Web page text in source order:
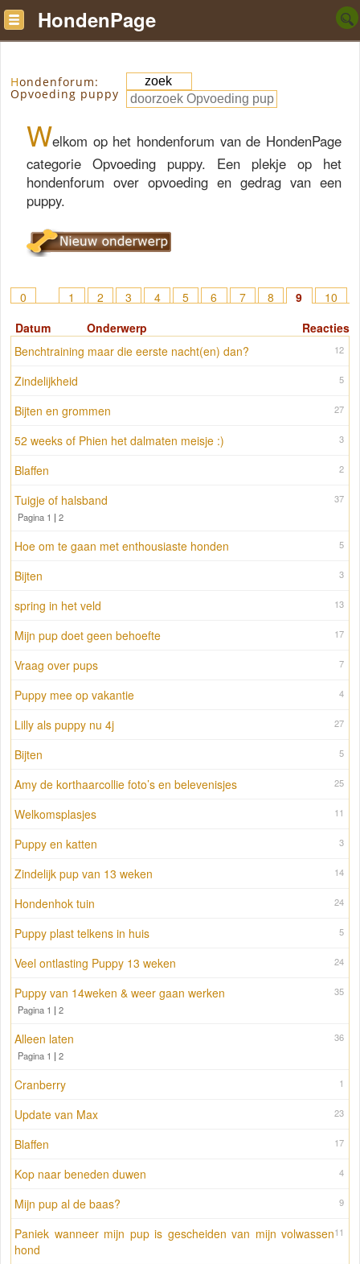
HondenPage
Hondenforum:
Opvoeding puppy
Welkom op het hondenforum van de HondenPage
categorie Opvoeding puppy. Een plekje op het
hondenforum over opvoeding en gedrag van een
puppy.
0 1 2 3 4 5 6 7 8 9
10
Reacties
Datum Onderwerp
12
Benchtraining maar die eerste nacht(en) dan?
5
Zindelijkheid
27
Bijten en grommen
3
52 weeks of Phien het dalmaten meisje :)
2
Blaffen
37
Tuigje of halsband
Pagina 1 | 2
5
Hoe om te gaan met enthousiaste honden
3
Bijten
13
spring in het veld
17
Mijn pup doet geen behoefte
7
Vraag over pups
4
Puppy mee op vakantie
27
Lilly als puppy nu 4j
5
Bijten
25
Amy de korthaarcollie foto’s en belevenisjes
11
Welkomsplasjes
3
Puppy en katten
14
Zindelijk pup van 13 weken
24
Hondenhok tuin
5
Puppy plast telkens in huis
24
Veel ontlasting Puppy 13 weken
35
Puppy van 14weken & weer gaan werken
Pagina 1 | 2
36
Alleen laten
Pagina 1 | 2
1
Cranberry
23
Update van Max
17
Blaffen
4
Kop naar beneden duwen
9
Mijn pup al de baas?
11
Paniek wanneer mijn pup is gescheiden van mijn volwassen
hond